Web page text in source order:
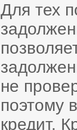
Для тех
не
поэтому
кредит.